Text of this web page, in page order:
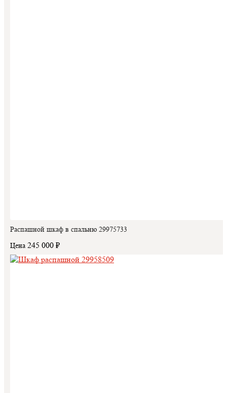
Распашной шкаф в спальню 29975733
Цена 245 000 ₽